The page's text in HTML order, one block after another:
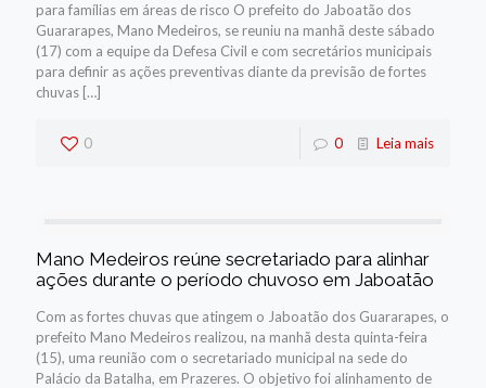
para famílias em áreas de risco O prefeito do Jaboatão dos
Guararapes, Mano Medeiros, se reuniu na manhã deste sábado
(17) com a equipe da Defesa Civil e com secretários municipais
para definir as ações preventivas diante da previsão de fortes
chuvas […]
0 0 Leia mais
Mano Medeiros reúne secretariado para alinhar
ações durante o período chuvoso em Jaboatão
Com as fortes chuvas que atingem o Jaboatão dos Guararapes, o
prefeito Mano Medeiros realizou, na manhã desta quinta-feira
(15), uma reunião com o secretariado municipal na sede do
Palácio da Batalha, em Prazeres. O objetivo foi alinhamento de